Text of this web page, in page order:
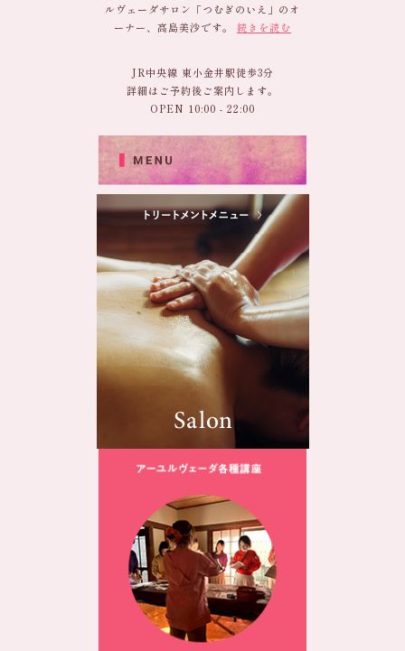
ルヴェーダサロン「つむぎのいえ」のオ
ーナー、高島美沙です。 続きを読む
JR中央線 東小金井駅徒歩3分
詳細はご予約後ご案内します。
OPEN 10:00 - 22:00